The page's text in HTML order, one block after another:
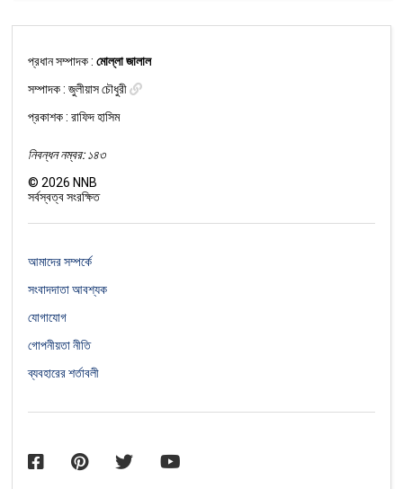
প্রধান সম্পাদক :মোল্লা জালাল
সম্পাদক :জুলীয়াস চৌধুরী
প্রকাশক : রাফিদ হাসিম
নিবন্ধন নম্বর: ১৪৩
©2026 NNB
সর্বস্বত্ব সংরক্ষিত
আমাদের সম্পর্কে
সংবাদদাতা আবশ্যক
যোগাযোগ
গোপনীয়তা নীতি
ব্যবহারের শর্তাবলী